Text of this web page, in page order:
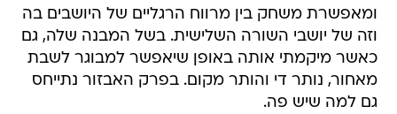
ומאפשרת משחק בין מרווח הרגליים של היושבים בה
וזה של יושבי השורה השלישית. בשל המבנה שלה, גם
כאשר מיקמתי אותה באופן שיאפשר למבוגר לשבת
מאחור, נותר די והותר מקום. בפרק האבזור נתייחס
גם למה שיש פה.